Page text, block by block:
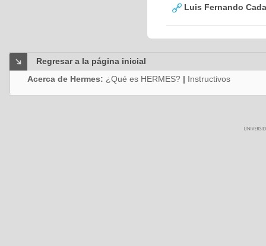
Luis Fernando
Regresar a la página inicial
Acerca de Hermes: ¿Qué es HERMES? | Instructivos